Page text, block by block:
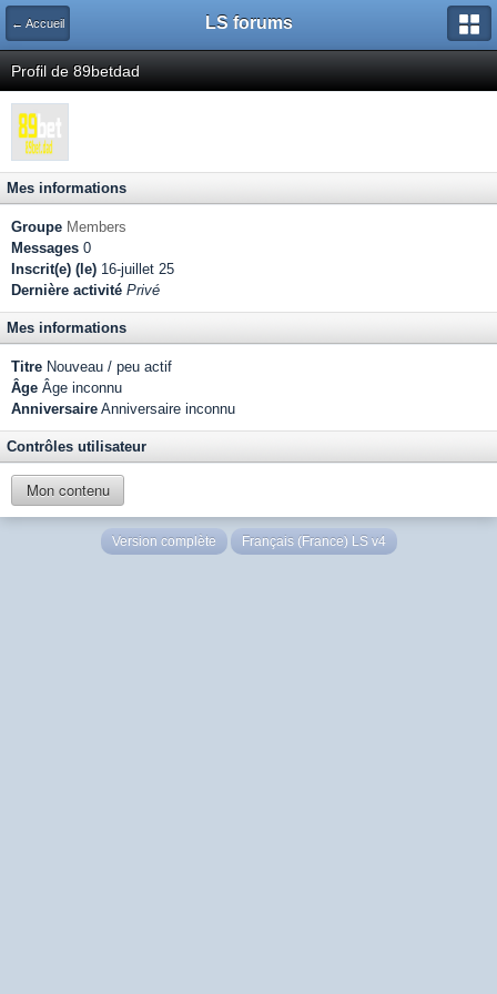
← Accueil LS forums
Profil de 89betdad
Mes informations
Groupe Members
Messages 0
Inscrit(e) (le) 16-juillet 25
Dernière activité Privé
Mes informations
Titre Nouveau / peu actif
Âge Âge inconnu
Anniversaire Anniversaire inconnu
Contrôles utilisateur
Mon contenu
Version complète Français (France) LS v4